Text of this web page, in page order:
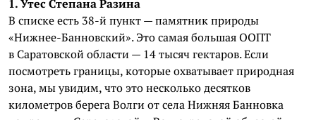
1. Утес Степана Разина
В списке есть 38-й пункт — памятник природы
«Нижнее-Банновский». Это самая большая ООПТ
в Саратовской области — 14 тысяч гектаров. Если
посмотреть границы, которые охватывает природная
зона, мы увидим, что это несколько десятков
километров берега Волги от села Нижняя Банновка